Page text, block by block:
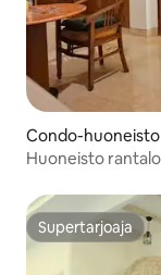
Condo-
Huoneisto
Supertarjoaja
Supertarjoaja